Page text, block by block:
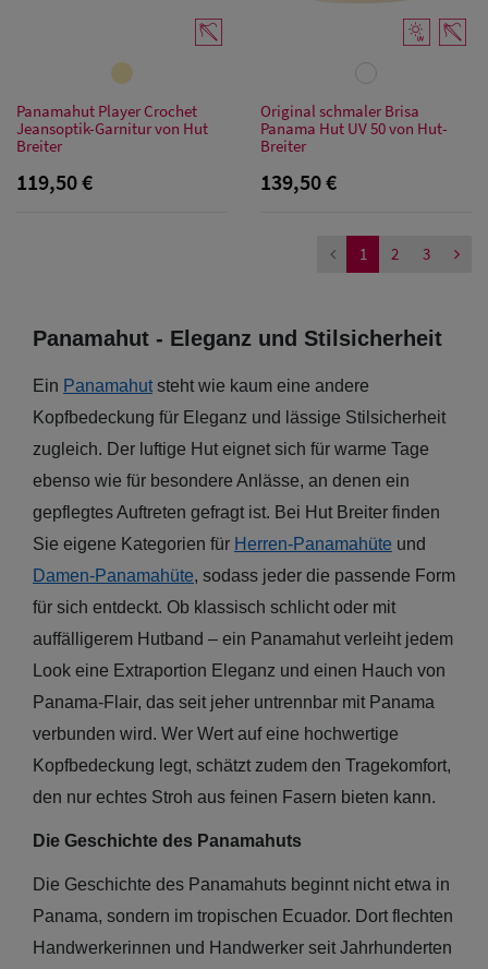
Panamahut Player Crochet
Jeansoptik-Garnitur von Hut
Breiter
119,50 €
Original schmaler Brisa
Panama Hut UV 50 von Hut-
Breiter
139,50 €
1 2 3
Panamahut - Eleganz und Stilsicherheit
Ein Panamahutsteht wie kaum eine andere
Kopfbedeckung für Eleganz und lässige Stilsicherheit
zugleich. Der luftige Hut eignet sich für warme Tage
ebenso wie für besondere Anlässe, an denen ein
gepflegtes Auftreten gefragt ist. Bei Hut Breiter finden
Sie eigene Kategorien für Herren-Panamahüte und
Damen-Panamahüte, sodass jeder die passende Form
für sich entdeckt. Ob klassisch schlicht oder mit
auffälligerem Hutband – ein Panamahut verleiht jedem
Look eine Extraportion Eleganz und einen Hauch von
Panama-Flair, das seit jeher untrennbar mit Panama
verbunden wird. Wer Wert auf eine hochwertige
Kopfbedeckung legt, schätzt zudem den Tragekomfort,
den nur echtes Stroh aus feinen Fasern bieten kann.
Die Geschichte des Panamahuts
Die Geschichte des Panamahuts beginnt nicht etwa in
Panama, sondern im tropischen Ecuador. Dort flechten
Handwerkerinnen und Handwerker seit Jahrhunderten